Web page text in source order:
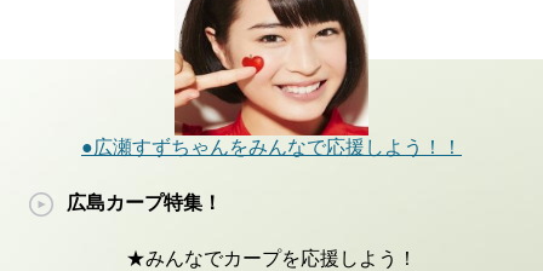
●広瀬すずちゃんをみんなで応援しよう！！
広島カープ特集！
★みんなでカープを応援しよう！